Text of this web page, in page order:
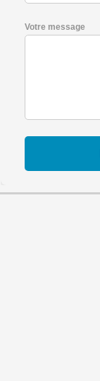
Votre message